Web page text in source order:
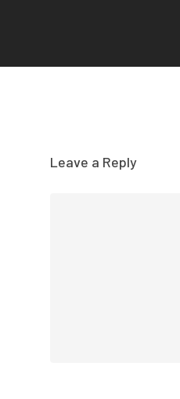
Leave a Reply